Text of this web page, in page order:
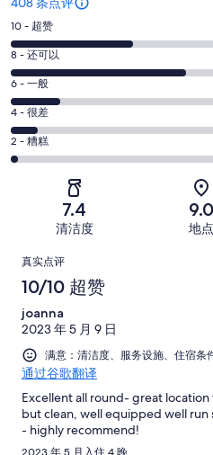
10
分
-
超
赞。
130
条
好
条
点
10 - 超赞
8
分
-
还
可
以。
有
408
条
点
评
8 - 还可以
6
分
-
一
般。
共
有
条
点
评
6 - 一般
4
分
-
评，
共
有
408
条
点
4 - 很差
2
分
条
好
评，
共
有
408
条
点
评
2 - 糟糕
7.4
清洁度
9.0
地点
点
评
真实点评
10/10 超赞
joanna
2023 年 5 月 9 日
满意：清洁度、服务设施、住宿条
通过谷歌翻译
Excellent all round- great
but clean, well equipped well
- highly recommend!